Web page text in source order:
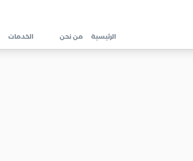
الرئيسية من نحن الخدمات